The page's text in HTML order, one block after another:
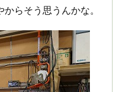
らそう思うんかな。